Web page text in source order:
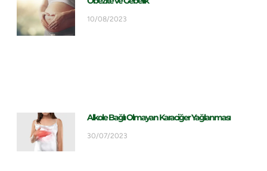
10/08/2023
Alkole Bağlı Olmayan Karaciğer Yağlanması
30/07/2023